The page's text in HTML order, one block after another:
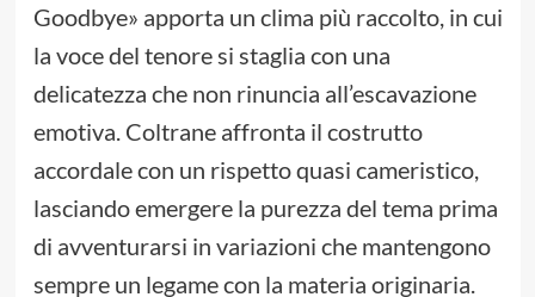
Goodbye» apporta un clima più raccolto, in cui
la voce del tenore si staglia con una
delicatezza che non rinuncia all’escavazione
emotiva. Coltrane affronta il costrutto
accordale con un rispetto quasi cameristico,
lasciando emergere la purezza del tema prima
di avventurarsi in variazioni che mantengono
sempre un legame con la materia originaria.